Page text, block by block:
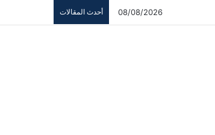
08/08/2026 أحدث المقالات